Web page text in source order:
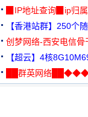
3000+可免费测试
▉IP地址查询▉ip归
【香港站群】250个
创梦网络-西安电信
88元/月
【超云】4核
██群英网络